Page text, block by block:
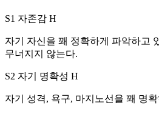
S1 자존감 H
자기 자신을 꽤 정확하게 파악하고
무너지지 않는다.
S2 자기 명확성 H
자기 성격, 욕구, 마지노선을 꽤 명